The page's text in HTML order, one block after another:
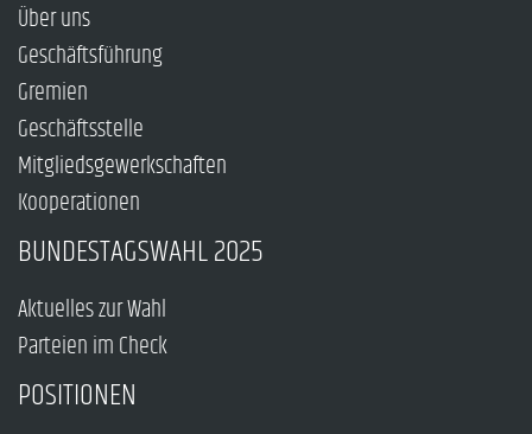
Über uns
Geschäftsführung
Gremien
Geschäftsstelle
Mitgliedsgewerkschaften
Kooperationen
BUNDESTAGSWAHL 2025
Aktuelles zur Wahl
Parteien im Check
POSITIONEN